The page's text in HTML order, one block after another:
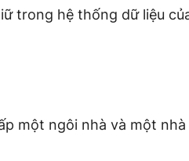
trong hệ thống dữ liệu
một ngôi nhà và một nhà